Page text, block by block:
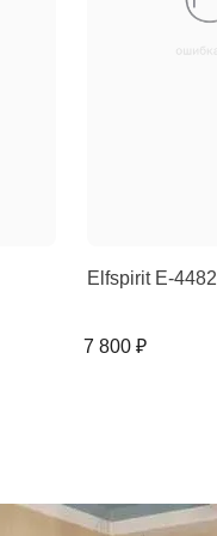
Elfspirit E-4482
7 800 ₽